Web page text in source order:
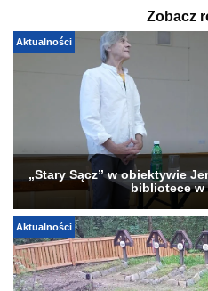
Zobacz
Aktualności
„Stary Sącz” w obiektywie
bibliotece w
Aktualności